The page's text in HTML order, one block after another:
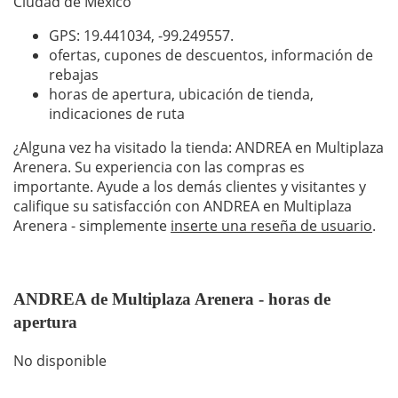
GPS: 19.441034, -99.249557.
ofertas, cupones de descuentos, información de
rebajas
horas de apertura, ubicación de tienda,
indicaciones de ruta
¿Alguna vez ha visitado la tienda: ANDREA en Multiplaza
Arenera. Su experiencia con las compras es
importante. Ayude a los demás clientes y visitantes y
califique su satisfacción con ANDREA en Multiplaza
Arenera - simplemente inserte una reseña de usuario.
ANDREA de Multiplaza Arenera - horas de
apertura
No disponible